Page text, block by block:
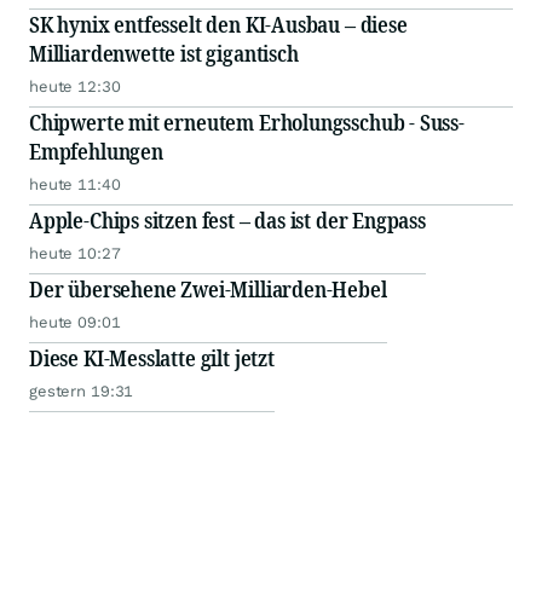
SK hynix entfesselt den KI-Ausbau – diese
Milliardenwette ist gigantisch
heute 12:30
Chipwerte mit erneutem Erholungsschub - Suss-
Empfehlungen
heute 11:40
Apple-Chips sitzen fest – das ist der Engpass
heute 10:27
Der übersehene Zwei-Milliarden-Hebel
heute 09:01
Diese KI-Messlatte gilt jetzt
gestern 19:31